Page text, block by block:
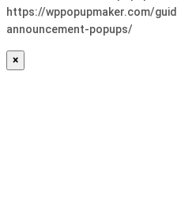
https://wppopupmaker.com/
announcement-popups/
×